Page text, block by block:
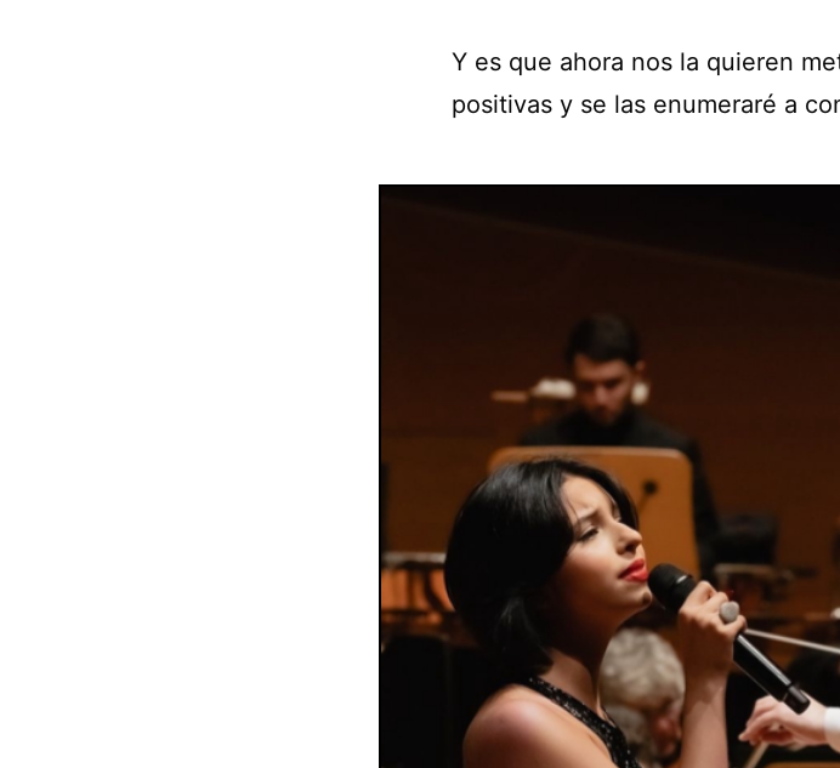
Y es que ahora nos la quieren
positivas y se las enumeraré a